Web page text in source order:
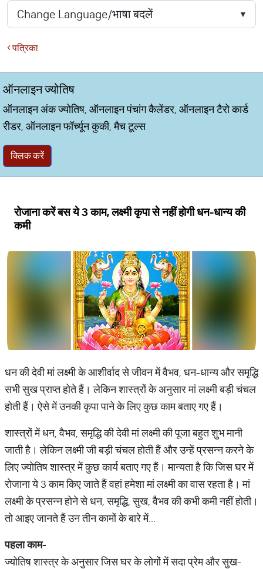
पत्रिका
ऑनलाइन ज्योतिष
ऑनलाइन अंक ज्योतिष, ऑनलाइन पंचांग कैलेंडर, ऑनलाइन टैरो कार्ड
रीडर, ऑनलाइन फॉर्च्यून कुकी, मैच टूल्स
क्लिक करें
रोजाना करें बस ये 3 काम, लक्ष्मी कृपा से नहीं होगी धन-धान्य की
कमी
धन की देवी मां लक्ष्मी के आशीर्वाद से जीवन में वैभव, धन-धान्य और समृद्धि
सभी सुख प्राप्त होते हैं। लेकिन शास्त्रों के अनुसार मां लक्ष्मी बड़ी चंचल
होती हैं। ऐसे में उनकी कृपा पाने के लिए कुछ काम बताए गए हैं।
शास्त्रों में धन, वैभव, समृद्धि की देवी मां लक्ष्मी की पूजा बहुत शुभ मानी
जाती है। लेकिन लक्ष्मी जी बड़ी चंचल होती हैं और उन्हें प्रसन्न करने के
लिए ज्योतिष शास्त्र में कुछ कार्य बताए गए हैं। मान्यता है कि जिस घर में
रोजाना ये 3 काम किए जाते हैं वहां हमेशा मां लक्ष्मी का वास रहता है। मां
लक्ष्मी के प्रसन्न होने से धन, समृद्धि, सुख, वैभव की कभी कमी नहीं होती।
तो आइए जानते हैं उन तीन कामों के बारे में...
पहला काम-
ज्योतिष शास्त्र के अनुसार जिस घर के लोगों में सदा प्रेम और सुख-